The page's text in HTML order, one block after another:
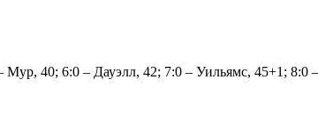
40; 6:0 – Дауэлл, 42; 7:0 – Уильямс, 45+1; 8:0